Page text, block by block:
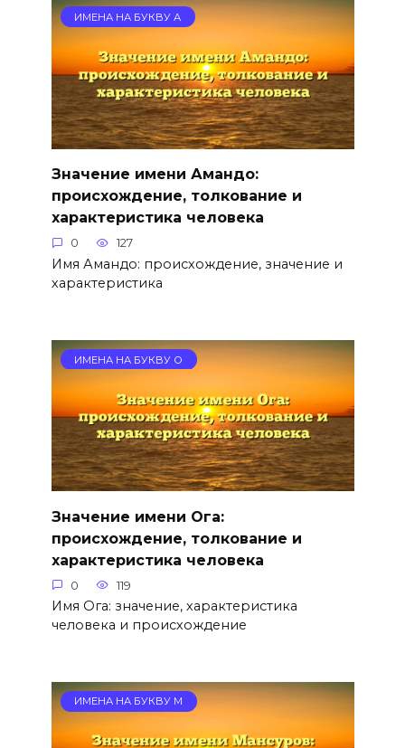
ИМЕНА НА БУКВУ А
Значение имени Амандо:
происхождение, толкование и
характеристика человека
0 127
Имя Амандо: происхождение, значение и
характеристика
ИМЕНА НА БУКВУ О
Значение имени Ога:
происхождение, толкование и
характеристика человека
0 119
Имя Ога: значение, характеристика
человека и происхождение
ИМЕНА НА БУКВУ М